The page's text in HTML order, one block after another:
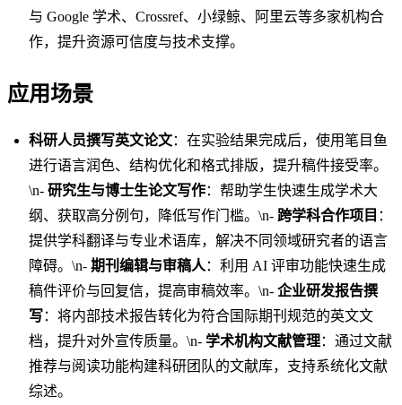
与 Google 学术、Crossref、小绿鲸、阿里云等多家机构合
作，提升资源可信度与技术支撑。
应用场景
科研人员撰写英文论文：在实验结果完成后，使用笔目鱼
进行语言润色、结构优化和格式排版，提升稿件接受率。
\n- 研究生与博士生论文写作：帮助学生快速生成学术大
纲、获取高分例句，降低写作门槛。\n- 跨学科合作项目 ：
提供学科翻译与专业术语库，解决不同领域研究者的语言
障碍。\n- 期刊编辑与审稿人 ：利用 AI 评审功能快速生成
稿件评价与回复信，提高审稿效率。\n- 企业研发报告撰
写：将内部技术报告转化为符合国际期刊规范的英文文
档，提升对外宣传质量。\n- 学术机构文献管理：通过文献
推荐与阅读功能构建科研团队的文献库，支持系统化文献
综述。